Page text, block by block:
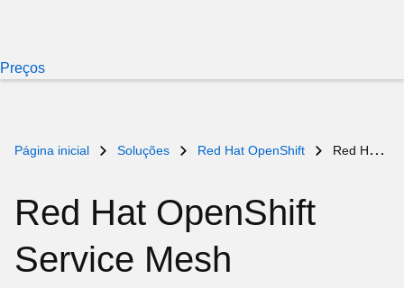
Preços
Página inicial Soluções Red Hat OpenShift Red Hat OpenShift Service Mesh
Red Hat OpenShift
Service Mesh